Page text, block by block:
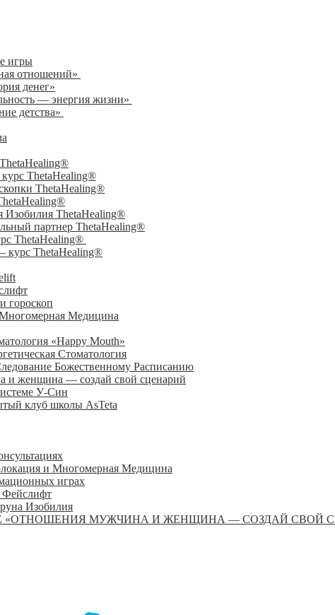
игры
отношений»
денег»
— энергия жизни»
детства»
ThetaHealing®
ThetaHealing®
Изобилия ThetaHealing®
партнер ThetaHealing®
ThetaHealing®
курс ThetaHealing®
гороскоп
Медицина
«Happy Mouth»
Cтоматология
Божественному Расписанию
и женщина — создай свой сценарий
У-Син
клуб школы AsTeta
и Многомерная Медицина
играх
Изобилия
«ОТНОШЕНИЯ МУЖЧИНА И ЖЕНЩИНА — СОЗДАЙ СВОЙ